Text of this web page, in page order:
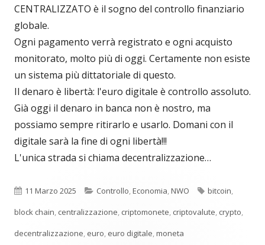
CENTRALIZZATO è il sogno del controllo finanziario
globale.
Ogni pagamento verrà registrato e ogni acquisto
monitorato, molto più di oggi. Certamente non esiste
un sistema più dittatoriale di questo.
Il denaro è libertà: l'euro digitale è controllo assoluto.
Già oggi il denaro in banca non è nostro, ma
possiamo sempre ritirarlo e usarlo. Domani con il
digitale sarà la fine di ogni libertà!!!
L'unica strada si chiama decentralizzazione…
Pubblicato
11 Marzo 2025 Categorie
Controllo,Economia,NWO Tag
bitcoin,
block chain, centralizzazione, criptomonete, criptovalute, crypto,
decentralizzazione, euro, euro digitale,moneta